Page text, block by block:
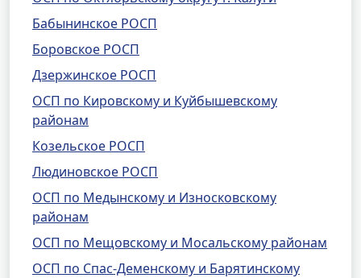
Бабынинское РОСП
Боровское РОСП
Дзержинское РОСП
ОСП по Кировскому и Куйбышевскому
районам
Козельское РОСП
Людиновское РОСП
ОСП по Медынскому и Износковскому
районам
ОСП по Мещовскому и Мосальскому районам
ОСП по Спас-Деменскому и Барятинскому